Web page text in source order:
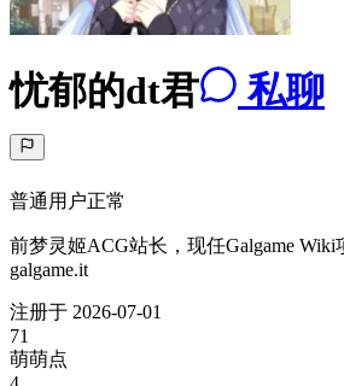
忧郁的dt君 私聊
普通用户正常
前梦灵姬ACG站长，现任Galgame
galgame.it
注册于 2026-07-01
71
萌萌点